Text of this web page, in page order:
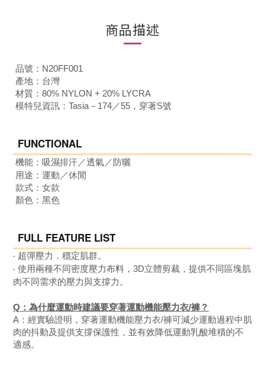
商品描述
品號： N20FF001
產地：台灣
材質：80% NYLON + 20% LYCRA
模特兒資訊：Tasia－174／55，穿著S號
FUNCTIONAL
機能：吸濕排汗／透氣／ 防曬
用途：運動／休閒
款式：女款
顏色：黑色
FULL FEATURE LIST
‧ 超彈壓力．穩定肌群。
‧ 使用兩種不同密度壓力布料，3D立體剪裁，提供不同區塊肌
肉不同需求的壓力與支撐力。
Q：為什麼運動時建議要穿著運動機能壓力衣/褲？
A：經實驗證明， 穿著運動機能壓力衣/褲可減少運動過程中肌
肉的抖動及提供支撐保護性，並有效降低運動乳酸堆積的不
適感。